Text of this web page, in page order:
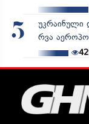
5
უკრაინული
რვა